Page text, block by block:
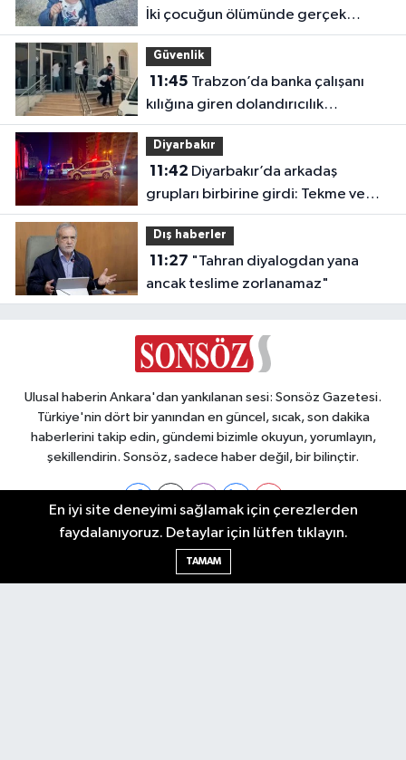
İki çocuğun ölümünde gerçek
ortaya çıktı!
Güvenlik
11:45
kılığına giren dolandırıcılık
şebekesine operasyon: 5 tutuklama
Diyarbakır
11:42
grupları birbirine girdi: Tekme ve
yumruklar havada uçuştu
Dış haberler
11:27
ancak teslime zorlanamaz"
Ulusal haberin Ankara'dan yankılanan sesi: Sonsöz Gazetesi.
Türkiye'nin dört bir yanından en güncel, sıcak, son dakika
haberlerini takip edin, gündemi bizimle okuyun, yorumlayın,
şekillendirin. Sonsöz, sadece haber değil, bir bilinçtir.
Ankara Nöbetçi Eczaneler
En iyi site deneyimi sağlamak için çerezlerden
faydalanıyoruz. Detaylar için lütfen tıklayın.
TAMAM